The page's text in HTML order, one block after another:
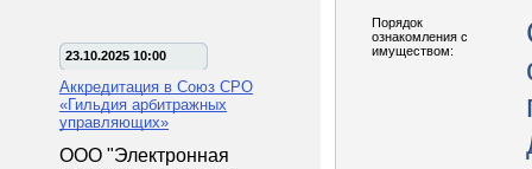
23.10.2025 10:00
Аккредитация в Союз СРО
«Гильдия арбитражных
управляющих»
ООО "Электронная
Порядок
ознакомления с
имуществом: